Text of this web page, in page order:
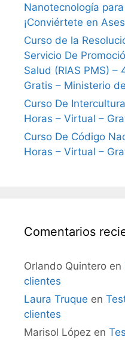
Nanotecnología
¡Conviértete en
Curso de la
Servicio De
Salud (RIAS PMS)
Gratis – Ministerio
Curso De
Horas – Virtual –
Curso De Código
Horas – Virtual –
Comentarios
Orlando Quintero en
clientes
Laura Truque en
clientes
Marisol López en